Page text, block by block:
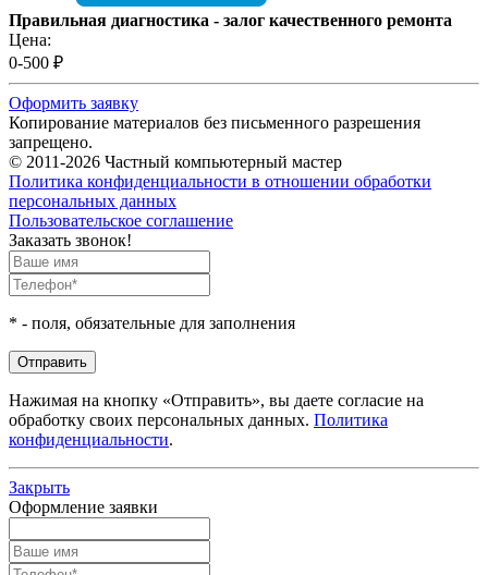
Правильная диагностика - залог качественного ремонта
Цена:
0-500 ₽
Оформить заявку
Копирование материалов без письменного разрешения
запрещено.
© 2011-2026 Частный компьютерный мастер
Политика конфиденциальности в отношении обработки
персональных данных
Пользовательское соглашение
Заказать звонок!
* - поля, обязательные для заполнения
Нажимая на кнопку «Отправить», вы даете согласие на
обработку своих персональных данных. Политика
конфиденциальности.
Закрыть
Оформление заявки